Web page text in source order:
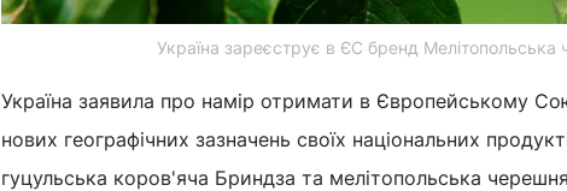
Україна зареєструє в ЄС бренд Мелітопольська
Україна заявила про намір отримати в Європейському
нових географічних зазначень своїх національних
гуцульська коров'яча Бриндза та мелітопольська